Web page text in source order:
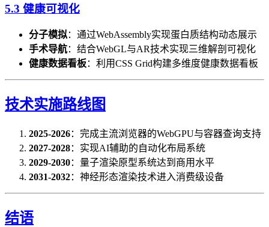
5.3 健康可视化
分子模拟​：通过WebAssembly实现蛋白质结构动态展示
手术导航​：结合WebGL与AR技术实现三维解剖可视化
健康数据看板​：利用CSS Grid构建多维度健康数据看板
技术实施路线图
2025-2026​：完成主流浏览器的WebGPU与容器查询支持
2027-2028​：实现AI辅助的自动化布局系统
2029-2030​：量子渲染原型系统达到商用水平
2031-2032​：神经形态渲染技术进入消费级设备
结语